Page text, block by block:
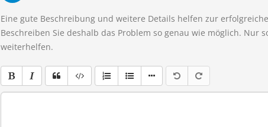
Eine gute Beschreibung und weitere Details helfen zur
Beschreiben Sie deshalb das Problem so genau wie möglich. Nur
weiterhelfen.